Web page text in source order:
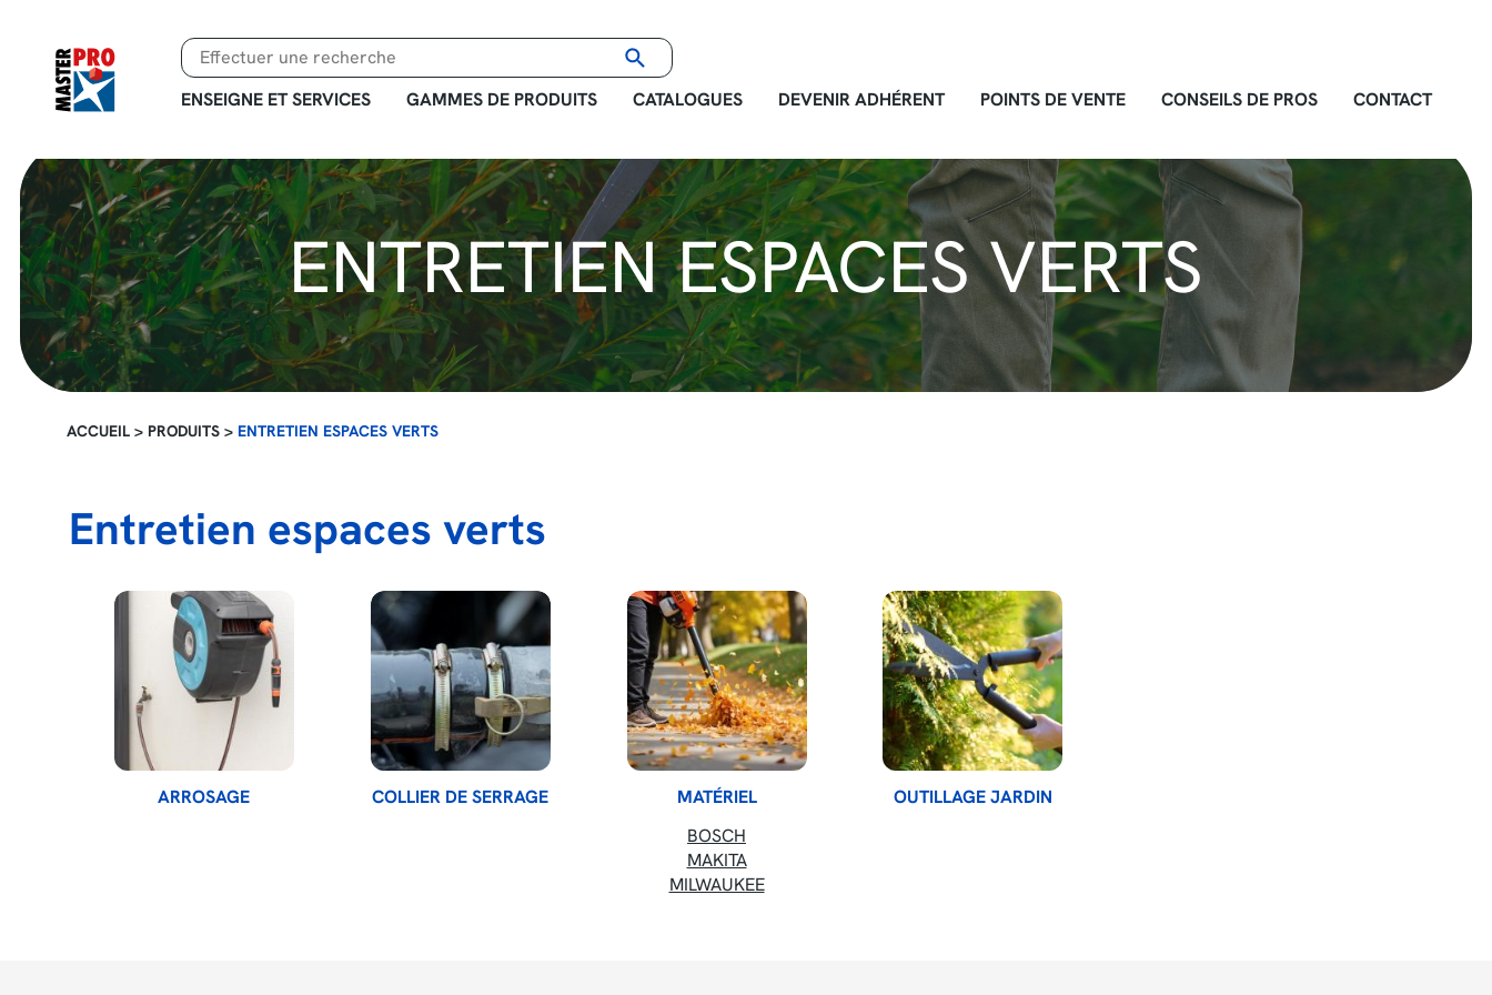
contenu
principal
ENSEIGNE ET SERVICES
GAMMES DE PRODUITS CATALOGUES DEVENIR ADHÉRENT POINTS DE VENTE CONSEILS DE PROS CONTACT
ENTRETIEN ESPACES VERTS
ACCUEIL > PRODUITS > ENTRETIEN ESPACES VERTS
Entretien espaces verts
ARROSAGE COLLIER DE SERRAGE
MATÉRIEL
BOSCH
MAKITA
MILWAUKEE
OUTILLAGE JARDIN